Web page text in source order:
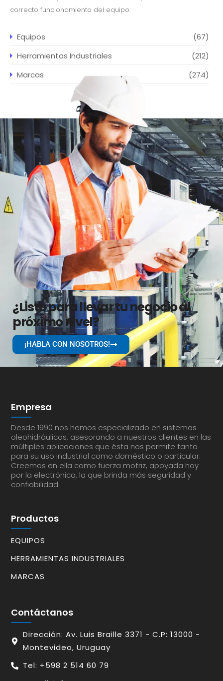
correcto funcionamiento del equipo.
Equipos
(67)
Herramientas Industriales
(212)
Marcas
(274)
¿Listo para llevar tu negocio al
próximo nivel?
¡HABLA CON NOSOTROS!
Empresa
Desde 1990 nos hemos especializado en sistemas
oleohidráulicos, asesorando a nuestros clientes en las
múltiples aplicaciones que ésta nos permite tanto
para su uso industrial como doméstico o particular.
Creemos en ella como fuerza motriz, apoyada hoy
por la electrónica, la que brinda más seguridad y
confiabilidad.
Productos
EQUIPOS
HERRAMIENTAS INDUSTRIALES
MARCAS
Contáctanos
Dirección: Av. Luis Braille 3371 - C.P: 13000 -
Montevideo, Uruguay
Tel: +598 2 514 60 79